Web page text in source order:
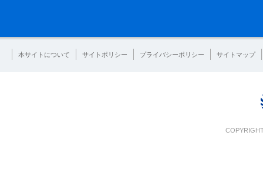
本サイトについて サイトポリシー プライバシーポリシー サイトマップ